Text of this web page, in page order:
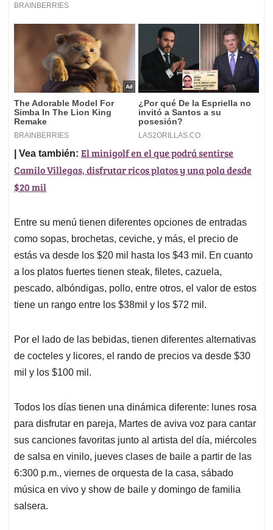
| Vea también: El minigolf en el que podrá sentirse
Camilo Villegas, disfrutar ricos platos y una pola desde
$20 mil
Entre su menú tienen diferentes opciones de entradas
como sopas, brochetas, ceviche, y más, el precio de
estás va desde los $20 mil hasta los $43 mil. En cuanto
a los platos fuertes tienen steak, filetes, cazuela,
pescado, albóndigas, pollo, entre otros, el valor de estos
tiene un rango entre los $38mil y los $72 mil.
Por el lado de las bebidas, tienen diferentes alternativas
de cocteles y licores, el rando de precios va desde $30
mil y los $100 mil.
Todos los días tienen una dinámica diferente: lunes rosa
para disfrutar en pareja, Martes de aviva voz para cantar
sus canciones favoritas junto al artista del día, miércoles
de salsa en vinilo, jueves clases de baile a partir de las
6:300 p.m., viernes de orquesta de la casa, sábado
música en vivo y show de baile y domingo de familia
salsera.